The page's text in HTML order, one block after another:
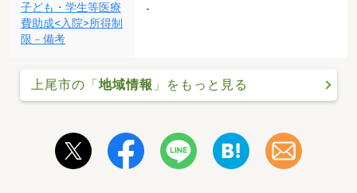
子ども・学生等医療
費助成<入院>所得制
限－備考
-
上尾市の「地域情報 」をもっと見る